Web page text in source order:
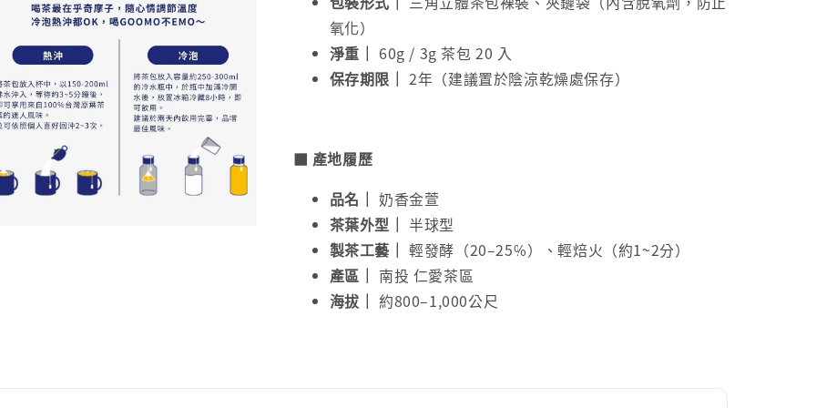
氧化）
淨重｜ 60g / 3g 茶包 20 入
保存期限｜ 2年（建議置於陰涼乾燥處保存）
■ 產地履歷
品名｜ 奶香金萱
茶葉外型｜ 半球型
製茶工藝｜ 輕發酵（20–25%）、輕焙火（約1~2分）
產區｜ 南投 仁愛茶區
海拔｜ 約800–1,000公尺